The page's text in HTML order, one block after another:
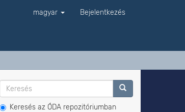
magyar Bejelentkezés
Keresés az ÓDA repozitóriumban